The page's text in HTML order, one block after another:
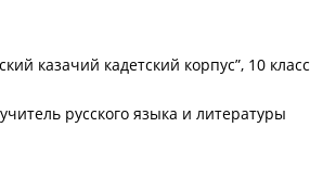
казачий кадетский корпус”, 10 класс
русского языка и литературы